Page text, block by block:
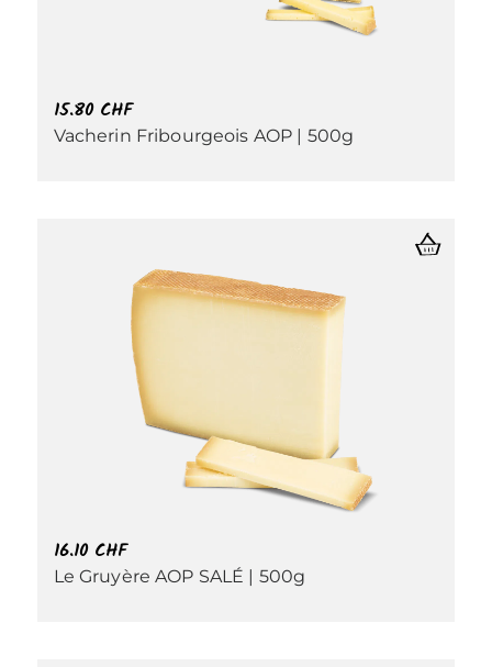
15.80 CHF
Vacherin Fribourgeois AOP | 500g
16.10 CHF
Le Gruyère AOP SALÉ | 500g